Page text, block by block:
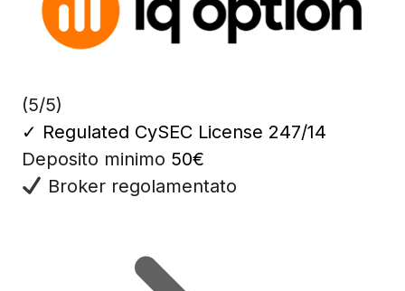
(5/5)
✓ Regulated CySEC License 247/14
Deposito minimo 50€
Broker regolamentato